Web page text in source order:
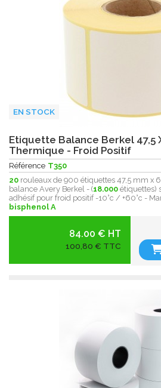
EN STOCK
Etiquette Balance Berkel 47,5
Thermique - Froid Positif
Référence T350
20 rouleaux de 900 étiquettes 47,5 mm x
balance Avery Berkel - (18.000 étiquettes)
adhésif pour froid positif -10°c / +60°c -
bisphenol A
84.00 € HT
100,80 € TTC